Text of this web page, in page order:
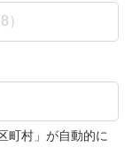
町村」が自動的に